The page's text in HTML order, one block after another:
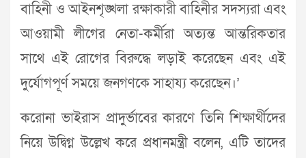
বাহিনী ও আইনশৃঙ্খলা রক্ষাকারী বাহিনীর সদস্যরা এবং
আওয়ামী লীগের নেতা-কর্মীরা অত্যন্ত আন্তরিকতার
সাথে এই রোগের বিরুদ্ধে লড়াই করেছেন এবং এই
দুর্যোগপূর্ণ সময়ে জনগণকে সাহায্য করেছেন।’
করোনা ভাইরাস প্রাদুর্ভাবের কারণে তিনি শিক্ষার্থীদের
নিয়ে উদ্বিগ্ন উল্লেখ করে প্রধানমন্ত্রী বলেন, এটি তাদের